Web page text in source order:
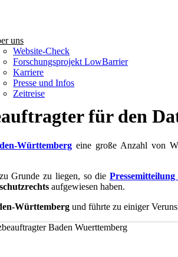
uns
Website-Check
Forschungsprojekt LowBarrier
Karriere
Presse und Infos
Zeitreise
für den
Württemberg eine große Anzahl von
zu Grunde zu liegen, so die
aufgewiesen haben.
Württemberg und führte zu einiger